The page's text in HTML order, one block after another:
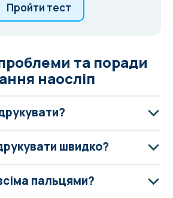
Пройти тест
та поради
наосліп
швидко?
пальцями?